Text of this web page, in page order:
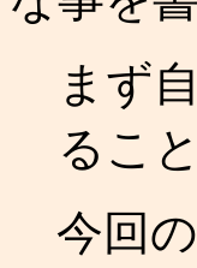
まず
るこ
今回の